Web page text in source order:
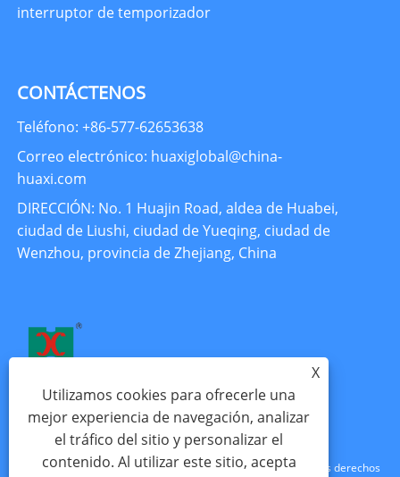
interruptor de temporizador
CONTÁCTENOS
Teléfono: +86-577-62653638
Correo electrónico: huaxiglobal@china-
huaxi.com
DIRECCIÓN: No. 1 Huajin Road, aldea de Huabei,
ciudad de Liushi, ciudad de Yueqing, ciudad de
Wenzhou, provincia de Zhejiang, China
Copyright © 2024 Zhejiang Huaxi Electronics Co., Ltd. Todos los derechos
X
Utilizamos cookies para ofrecerle una
mejor experiencia de navegación, analizar
el tráfico del sitio y personalizar el
contenido. Al utilizar este sitio, acepta